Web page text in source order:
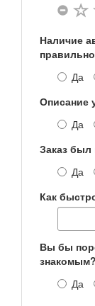
Наличие
Да
Описание
Да
Заказ
Да
Как
Вы бы
Да